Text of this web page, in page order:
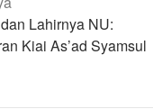
Lahirnya NU:
Kiai As’ad Syamsul